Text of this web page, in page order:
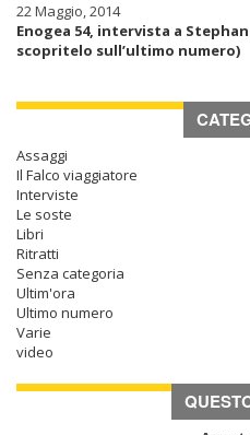
22 Maggio, 2014
Enogea 54, intervista a
scopritelo sull’ultimo numero)
Assaggi
Il Falco viaggiatore
Interviste
Le soste
Libri
Ritratti
Senza categoria
Ultim'ora
Ultimo numero
Varie
video